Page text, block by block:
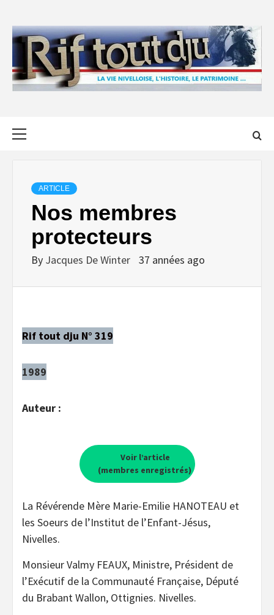
content
ARTICLE
Nos membres
protecteurs
By Jacques De Winter 37 années ago
Rif tout dju N° 319
1989
Auteur :
Voir l’article
(membres enregistrés)
La Révérende Mère Marie-Emilie HANOTEAU et
les Soeurs de l’Institut de l’Enfant-Jésus,
Nivelles.
Monsieur Valmy FEAUX, Ministre, Président de
l’Exécutif de la Communauté Française, Député
du Brabant Wallon, Ottignies. Nivelles.